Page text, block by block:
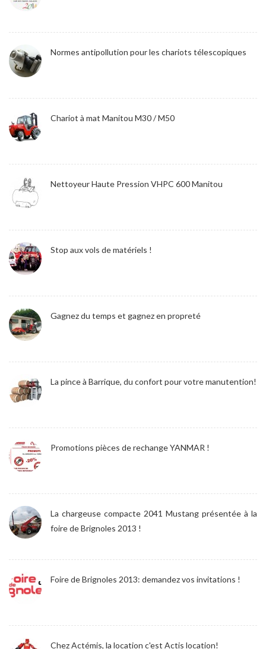
Normes antipollution pour les chariots télescopiques
Chariot à mat Manitou M30 / M50
Nettoyeur Haute Pression VHPC 600 Manitou
Stop aux vols de matériels !
Gagnez du temps et gagnez en propreté
La pince à Barrique, du confort pour votre manutention!
Promotions pièces de rechange YANMAR !
La chargeuse compacte 2041 Mustang présentée à la
foire de Brignoles 2013 !
Foire de Brignoles 2013: demandez vos invitations !
Chez Actémis, la location c'est Actis location!